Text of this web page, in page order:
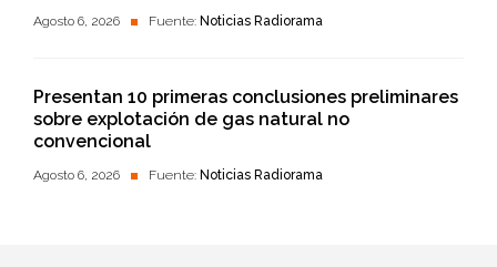
Agosto 6, 2026 Fuente: Noticias Radiorama
Presentan 10 primeras conclusiones preliminares
sobre explotación de gas natural no
convencional
Agosto 6, 2026 Fuente: Noticias Radiorama